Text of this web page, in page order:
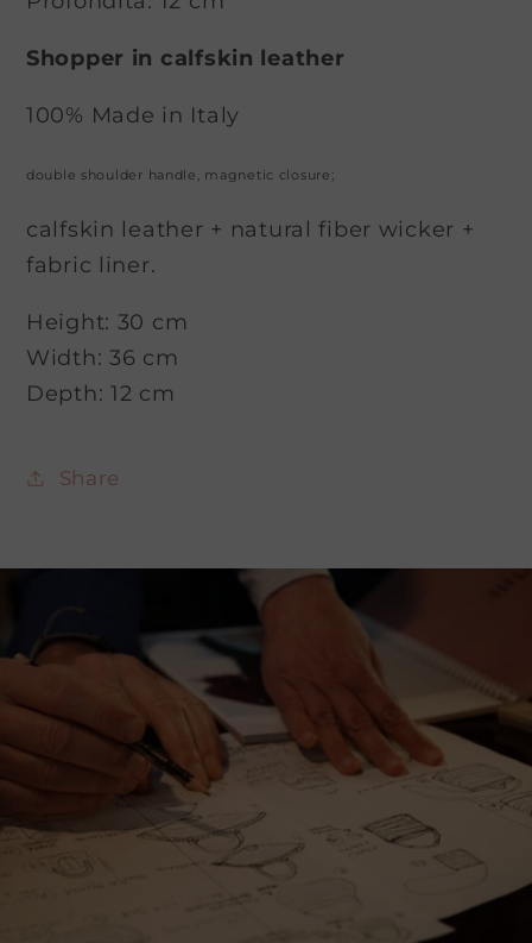
Shopper in calfskin leather
100% Made in Italy
double shoulder handle, magnetic closure;
calfskin leather + natural fiber wicker +
fabric liner.
Height: 30 cm
Width: 36 cm
Depth: 12 cm
Share